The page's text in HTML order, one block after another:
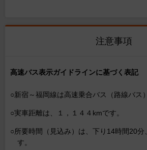
注意事項
高速バス表示ガイドラインに基づく表記
○新宿～福岡線は高速乗合バス（路線バス
○実車距離は、１，１４４kmです。
○所要時間（見込み）は、下り14時間20
す。